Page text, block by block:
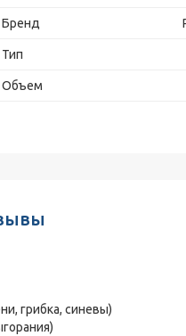
Бренд
Тип
Объем
грибка, синевы)